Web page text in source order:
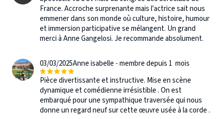
France. Accroche surprenante mais l'actrice sait nous
emmener dans son monde où culture, histoire, humour
et immersion participative se mélangent. Un grand
merci à Anne Gangelosi. Je recommande absolument.
03/03/2025Anne isabelle - membre depuis 1 mois
Pièce divertissante et instructive. Mise en scène
dynamique et comédienne irrésistible . On est
embarqué pour une sympathique traversée qui nous
donne un regard neuf sur cette œuvre usée à la corde .